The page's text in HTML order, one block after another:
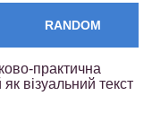
RANDOM
практична
візуальний текст